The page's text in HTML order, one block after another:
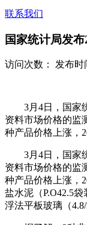
联系我们
国家统计局发
访问次数： 发布时
3月4日，国家统
资料市场价格的监
种产品价格上涨，
3月4日，国家统
资料市场价格的监
种产品价格上涨，
盐水泥（P.O42.5
浮法平板玻璃（